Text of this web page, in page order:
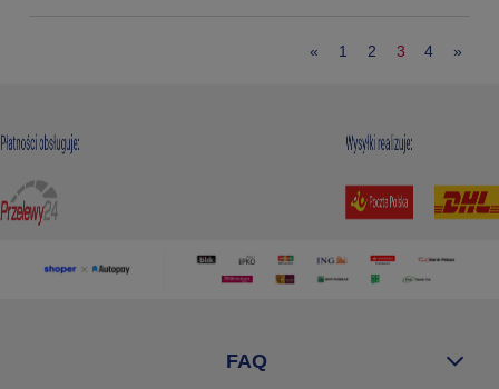
« 1 2 3 4 »
FAQ